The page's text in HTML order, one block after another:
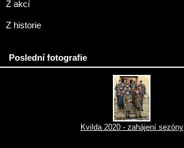
Z akcí
Z historie
Poslední fotografie
Kvilda 2020 - zahájení sezóny